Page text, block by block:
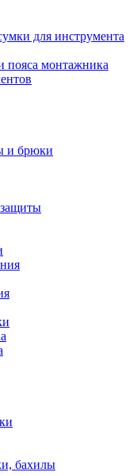
для инструмента
пояса монтажника
и брюки
бахилы